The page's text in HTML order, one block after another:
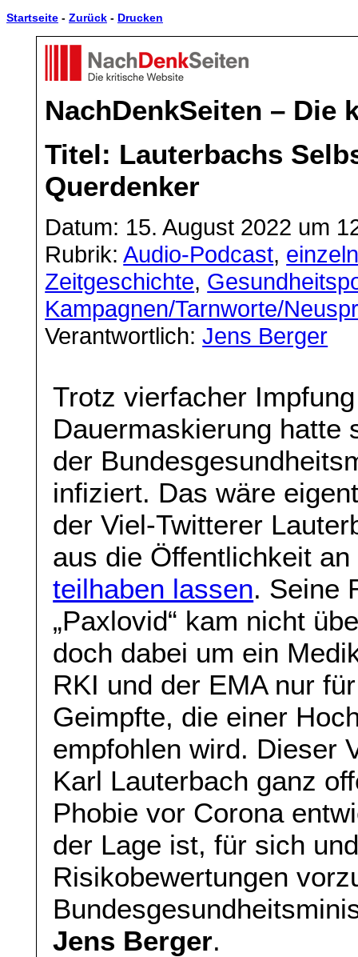
Startseite - Zurück - Drucken
NachDenkSeiten – Die
Titel: Lauterbachs
Querdenker
Datum: 15. August 2022 um
Rubrik:Audio-Podcast,
Zeitgeschichte,
Kampagnen/Tarnworte/
Verantwortlich:Jens Berger
Trotz vierfacher
Dauermaskierung hatte
der
infiziert. Das wäre
der Viel-Twitterer
aus die Öffentlichkeit
teilhaben lassen. Seine
„Paxlovid“ kam nicht
doch dabei um ein
RKI und der EMA nur
Geimpfte, die einer
empfohlen wird. Dieser
Karl Lauterbach ganz
Phobie vor Corona
der Lage ist, für sich
Risikobewertungen
Jens Berger.